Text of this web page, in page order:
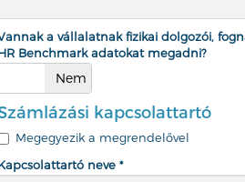
a vállalatnak fizikai dolgozói,
Benchmark adatokat megadni?
Nem
kapcsolattartó
Megegyezik a megrendelővel
neve *